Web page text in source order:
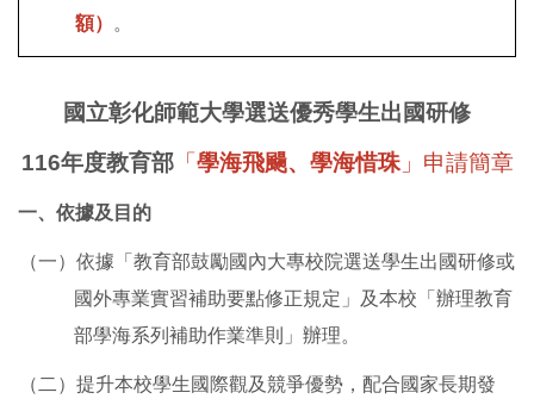
額） 。
國立彰化師範大學選送優秀學生出國研修
116年度教育部「 學海飛颺、學海惜珠」申請簡章
一、依據及目的
（一）依據「教育部鼓勵國內大專校院選送學生出國研修或
國外專業實習補助要點修正規定」及本校「辦理教育
部學海系列補助作業準則」辦理。
（二）提升本校學生國際觀及競爭優勢，配合國家長期發